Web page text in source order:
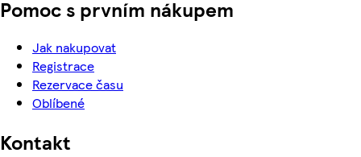
Pomoc s prvním nákupem
Jak nakupovat
Registrace
Rezervace času
Oblíbené
Kontakt